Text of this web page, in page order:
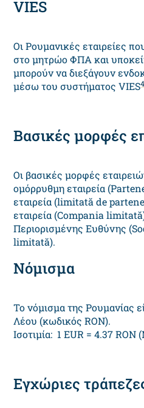
VIES
Οι Ρουμανικές εταιρείες
στο μητρώο ΦΠΑ και
μπορούν να διεξάγουν
μέσω του συστήματος VIES4
Βασικές μορφές
Οι βασικές μορφές
ομόρρυθμη εταιρεία
εταιρεία (limitată de
εταιρεία (Compania
Περιορισμένης Ευθύνης
limitată).
Νόμισμα
Το νόμισμα της Ρουμανίας
Λέου (κωδικός RON).
Ισοτιμία: 1 EUR = 4.37 RON
Εγχώριες